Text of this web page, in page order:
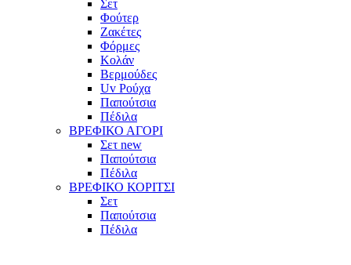
Σετ
Φούτερ
Ζακέτες
Φόρμες
Κολάν
Βερμούδες
Uv Ρούχα
Παπούτσια
Πέδιλα
ΒΡΕΦΙΚΟ ΑΓΟΡΙ
Σετ new
Παπούτσια
Πέδιλα
ΒΡΕΦΙΚΟ ΚΟΡΙΤΣΙ
Σετ
Παπούτσια
Πέδιλα